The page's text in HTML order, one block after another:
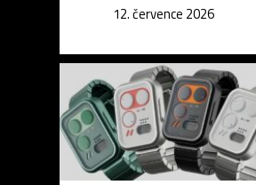
12. července 2026